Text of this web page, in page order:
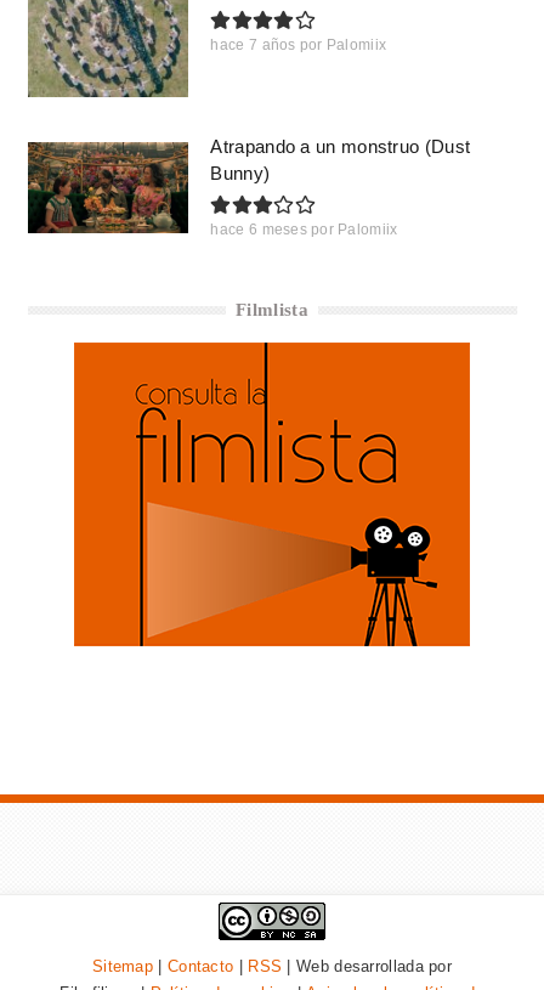
hace 7 años por Palomiix
Atrapando a un monstruo (Dust
Bunny)
hace 6 meses por Palomiix
Filmlista
Sitemap Contacto RSS | Web desarrollada por